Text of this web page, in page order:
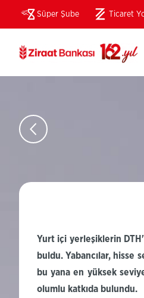
Süper Şube Ticaret
(Bu
sayfa
pencerede
açılacaktır)
Yurt içi yerleşiklerin
buldu. Yabancılar, hisse
bu yana en yüksek
olumlu katkıda bulundu.